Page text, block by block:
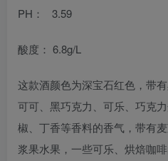
PH： 3.59
酸度： 6.8g/L
这款酒颜色为深宝石红色，带
可可、黑巧克力、可乐、巧克
椒、丁香等香料的香气，带有
浆果水果，一些可乐、烘焙咖